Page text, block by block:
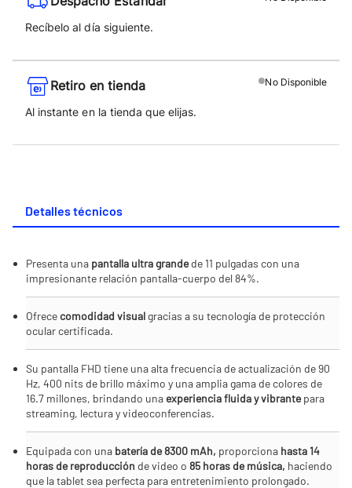
Recíbelo al día siguiente.
No Disponible
Retiro en tienda
Al instante en la tienda que elijas.
Detalles técnicos
Presenta una pantalla ultra grandede 11 pulgadas con una
impresionante relación pantalla-cuerpo del 84%.
Ofrece comodidad visualgracias a su tecnología de protección
ocular certificada.
Su pantalla FHD tiene una alta frecuencia de actualización de 90
Hz, 400 nits de brillo máximo y una amplia gama de colores de
16.7 millones, brindando una experiencia fluida y vibrantepara
streaming, lectura y videoconferencias.
Equipada con una batería de 8300 mAh, proporciona hasta 14
horas de reproducción de video o 85 horas de música, haciendo
que la tablet sea perfecta para entretenimiento prolongado.